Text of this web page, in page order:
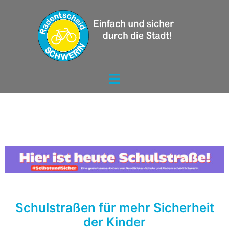
Schulstraßen für mehr Sicherheit
der Kinder